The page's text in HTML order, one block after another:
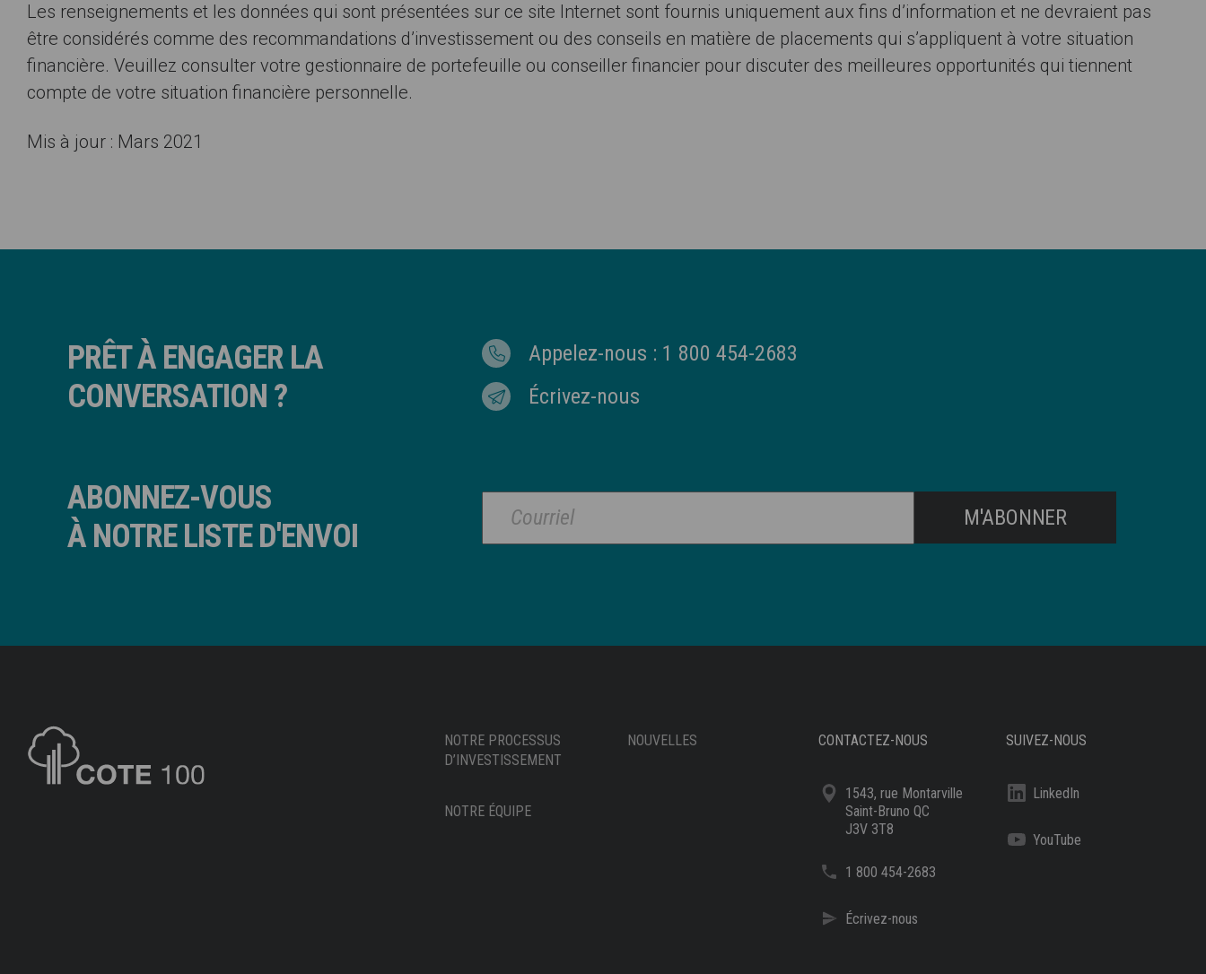
Les renseignements et les données qui sont présentées sur ce site Internet sont fournis uniquement aux fins d’information et ne devraient pas
être considérés comme des recommandations d’investissement ou des conseils en matière de placements qui s’appliquent à votre situation
financière. Veuillez consulter votre gestionnaire de portefeuille ou conseiller financier pour discuter des meilleures opportunités qui tiennent
compte de votre situation financière personnelle.
Mis à jour : Mars 2021
PRÊT À ENGAGER LA
CONVERSATION ?
Appelez-nous : 1 800 454-2683
Écrivez-nous
ABONNEZ-VOUS
À NOTRE LISTE D'ENVOI
M'ABONNER
NOTRE PROCESSUS
D’INVESTISSEMENT
NOTRE ÉQUIPE
NOUVELLES CONTACTEZ-NOUS
1543, rue Montarville
Saint-Bruno QC
J3V 3T8
1 800 454-2683
Écrivez-nous
SUIVEZ-NOUS
LinkedIn
YouTube